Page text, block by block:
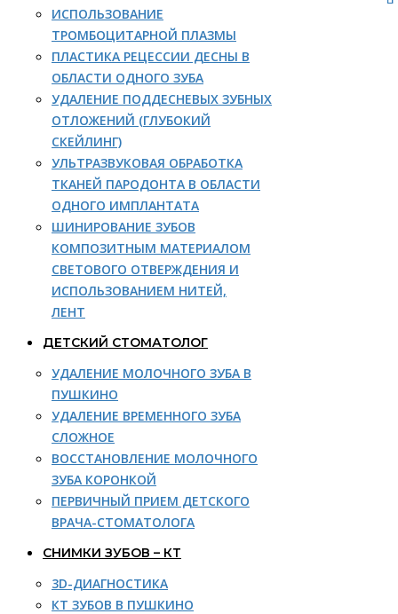
ИСПОЛЬЗОВАНИЕ
ТРОМБОЦИТАРНОЙ ПЛАЗМЫ
ПЛАСТИКА РЕЦЕССИИ ДЕСНЫ В
ОБЛАСТИ ОДНОГО ЗУБА
УДАЛЕНИЕ ПОДДЕСНЕВЫХ ЗУБНЫХ
ОТЛОЖЕНИЙ (ГЛУБОКИЙ
СКЕЙЛИНГ)
УЛЬТРАЗВУКОВАЯ ОБРАБОТКА
ТКАНЕЙ ПАРОДОНТА В ОБЛАСТИ
ОДНОГО ИМПЛАНТАТА
ШИНИРОВАНИЕ ЗУБОВ
КОМПОЗИТНЫМ МАТЕРИАЛОМ
СВЕТОВОГО ОТВЕРЖДЕНИЯ И
ИСПОЛЬЗОВАНИЕМ НИТЕЙ,
ЛЕНТ
ДЕТСКИЙ СТОМАТОЛОГ
УДАЛЕНИЕ МОЛОЧНОГО ЗУБА В
ПУШКИНО
УДАЛЕНИЕ ВРЕМЕННОГО ЗУБА
СЛОЖНОЕ
ВОССТАНОВЛЕНИЕ МОЛОЧНОГО
ЗУБА КОРОНКОЙ
ПЕРВИЧНЫЙ ПРИЕМ ДЕТСКОГО
ВРАЧА-СТОМАТОЛОГА
СНИМКИ ЗУБОВ – КТ
3D-ДИАГНОСТИКА
КТ ЗУБОВ В ПУШКИНО